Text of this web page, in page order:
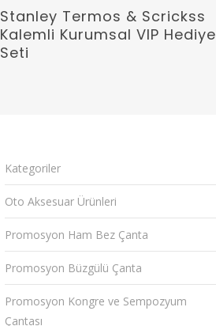
Devamını Oku
Stanley Termos & Scrickss
Kalemli Kurumsal VIP Hediye
Seti
Kategoriler
Oto Aksesuar Ürünleri
Promosyon Ham Bez Çanta
Promosyon Büzgülü Çanta
Promosyon Kongre ve Sempozyum
Çantası